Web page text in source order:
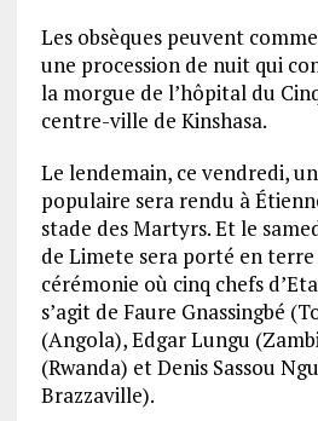
Les obsèques peuvent
une procession de nuit qui
la morgue de l’hôpital du
centre-ville de Kinshasa.
Le lendemain, ce vendredi,
populaire sera rendu à
stade des Martyrs. Et le
de Limete sera porté en terre
cérémonie où cinq chefs
s’agit de Faure Gnassingbé
(Angola), Edgar Lungu
(Rwanda) et Denis Sassou
Brazzaville).